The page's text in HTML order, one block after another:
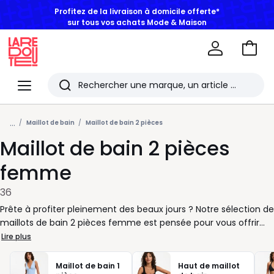
Profitez de la livraison à domicile offerte*
sur tous vos achats Mode & Maison
Menu
Redoute
Rechercher
Les
derniers
articles
consultés
Aller
... Maillot de bain Maillot de bain 2 pièces
Maillot de bain 2 pièces
femme
36
Prête à profiter pleinement des beaux jours ? Notre sélection de
maillots de bain 2 pièces femme est pensée pour vous offrir
confort et liberté en toutes circonstances. Que vous aimiez
lézarder au soleil ou nager sans contrainte, chaque maillot
s’adapte à votre style de vie et à votre rythme. Nous vous
Lire plus
Maillot de bain 1
Haut de maillot